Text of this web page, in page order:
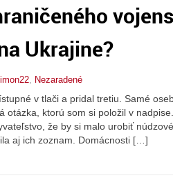
Ukrajine?
, Nezaradené
v tlači a pridal tretiu. Samé
otázka, ktorú som si položil v
že by si malo urobiť
aj ich zoznam. Domácnosti […]